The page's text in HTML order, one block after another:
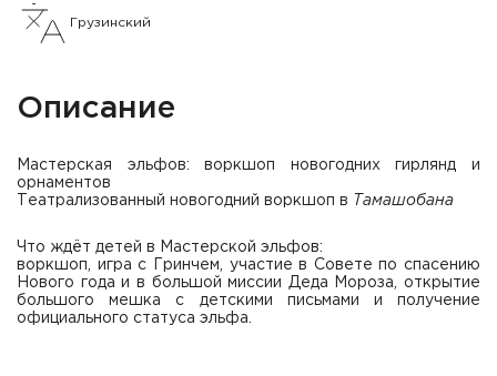
Грузинский
Описание
Мастерская эльфов: воркшоп новогодних гирлянд и
орнаментов
Театрализованный новогодний воркшоп в Тамашобана
Что ждёт детей в Мастерской эльфов:
воркшоп, игра с Гринчем, участие в Совете по спасению
Нового года и в большой миссии Деда Мороза, открытие
большого мешка с детскими письмами и получение
официального статуса эльфа.